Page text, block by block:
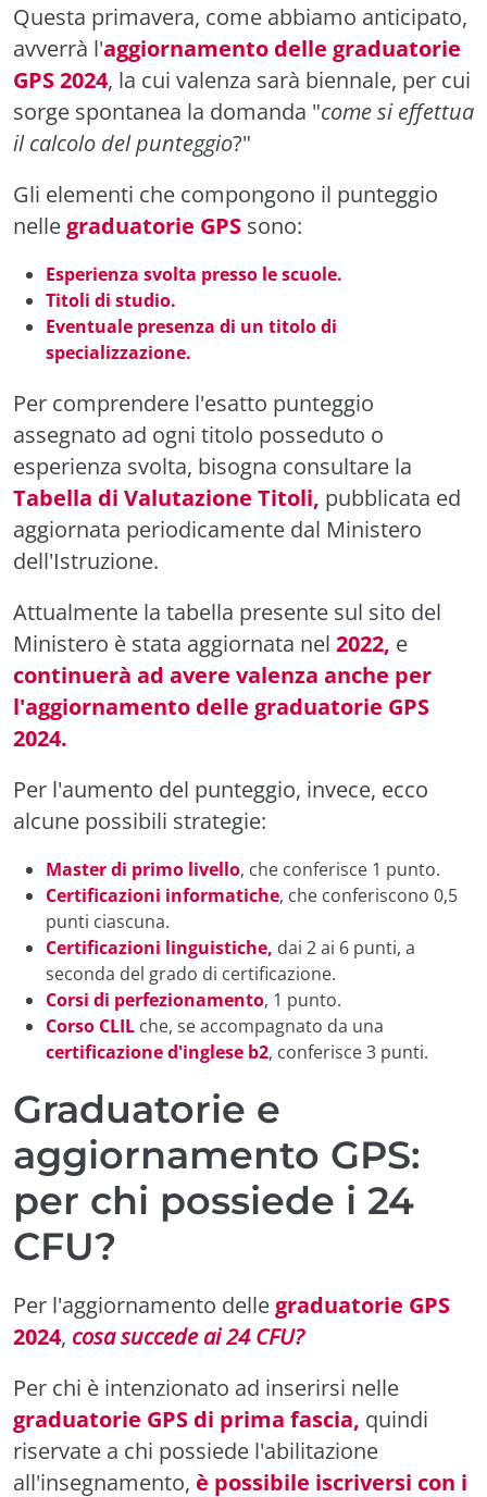
Questa primavera, come abbiamo anticipato,
avverrà l'aggiornamento delle graduatorie
GPS 2024, la cui valenza sarà biennale, per cui
sorge spontanea la domanda "come si effettua
il calcolo del punteggio?"
Gli elementi che compongono il punteggio
nelle graduatorie GPS sono:
Esperienza svolta presso le scuole.
Titoli di studio.
Eventuale presenza di un titolo di
specializzazione.
Per comprendere l'esatto punteggio
assegnato ad ogni titolo posseduto o
esperienza svolta, bisogna consultare la
Tabella di Valutazione Titoli, pubblicata ed
aggiornata periodicamente dal Ministero
dell'Istruzione.
Attualmente la tabella presente sul sito del
Ministero è stata aggiornata nel 2022, e
continuerà ad avere valenza anche per
l'aggiornamento delle graduatorie GPS
2024.
Per l'aumento del punteggio, invece, ecco
alcune possibili strategie:
Master di primo livello, che conferisce 1 punto.
Certificazioni informatiche, che conferiscono 0,5
punti ciascuna.
Certificazioni linguistiche, dai 2 ai 6 punti, a
seconda del grado di certificazione.
Corsi di perfezionamento, 1 punto.
Corso CLIL che, se accompagnato da una
certificazione d'inglese b2, conferisce 3 punti.
Graduatorie e
aggiornamento GPS:
per chi possiede i 24
CFU?
Per l'aggiornamento delle graduatorie GPS
2024, cosa succede ai 24 CFU?
Per chi è intenzionato ad inserirsi nelle
graduatorie GPS di prima fascia, quindi
riservate a chi possiede l'abilitazione
all'insegnamento, è possibile iscriversi con i